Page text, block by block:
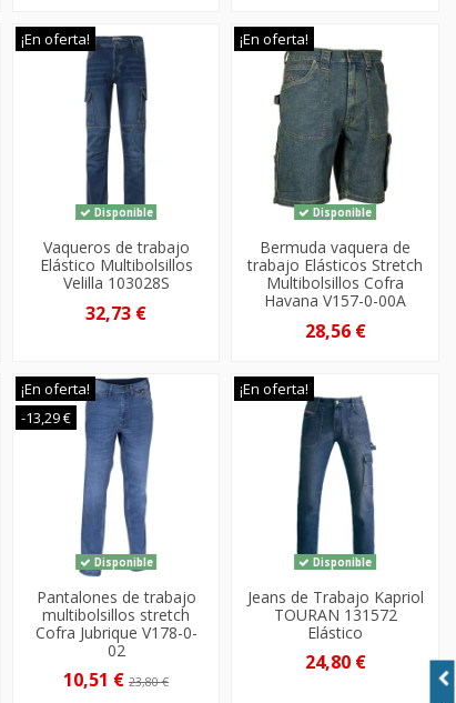
¡En oferta!
Disponible
Vaqueros de trabajo
Elástico Multibolsillos
Velilla 103028S
32,73 €
¡En oferta!
Disponible
Bermuda vaquera de
trabajo Elásticos Stretch
Multibolsillos Cofra
Havana V157-0-00A
28,56 €
¡En oferta!
-13,29 €
Disponible
Pantalones de trabajo
multibolsillos stretch
Cofra Jubrique V178-0-
02
10,51 €23,80 €
¡En oferta!
Disponible
Jeans de Trabajo Kapriol
TOURAN 131572
Elástico
24,80 €